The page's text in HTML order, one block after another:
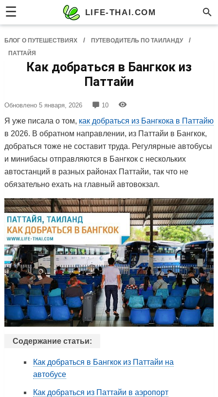
☰ LIFE-THAI.COM
БЛОГ О ПУТЕШЕСТВИЯХ / ПУТЕВОДИТЕЛЬ ПО ТАИЛАНДУ /
ПАТТАЙЯ
Как добраться в Бангкок из
Паттайи
Обновлено 5 января, 2026 10
Я уже писала о том, как добраться из Бангкока в Паттайю
в 2026. В обратном направлении, из Паттайи в Бангкок,
добраться тоже не составит труда. Регулярные автобусы
и минибасы отправляются в Бангкок с нескольких
автостанций в разных районах Паттайи, так что не
обязательно ехать на главный автовокзал.
Содержание статьи:
Как добраться в Бангкок из Паттайи на
автобусе
Как добраться из Паттайи в аэропорт